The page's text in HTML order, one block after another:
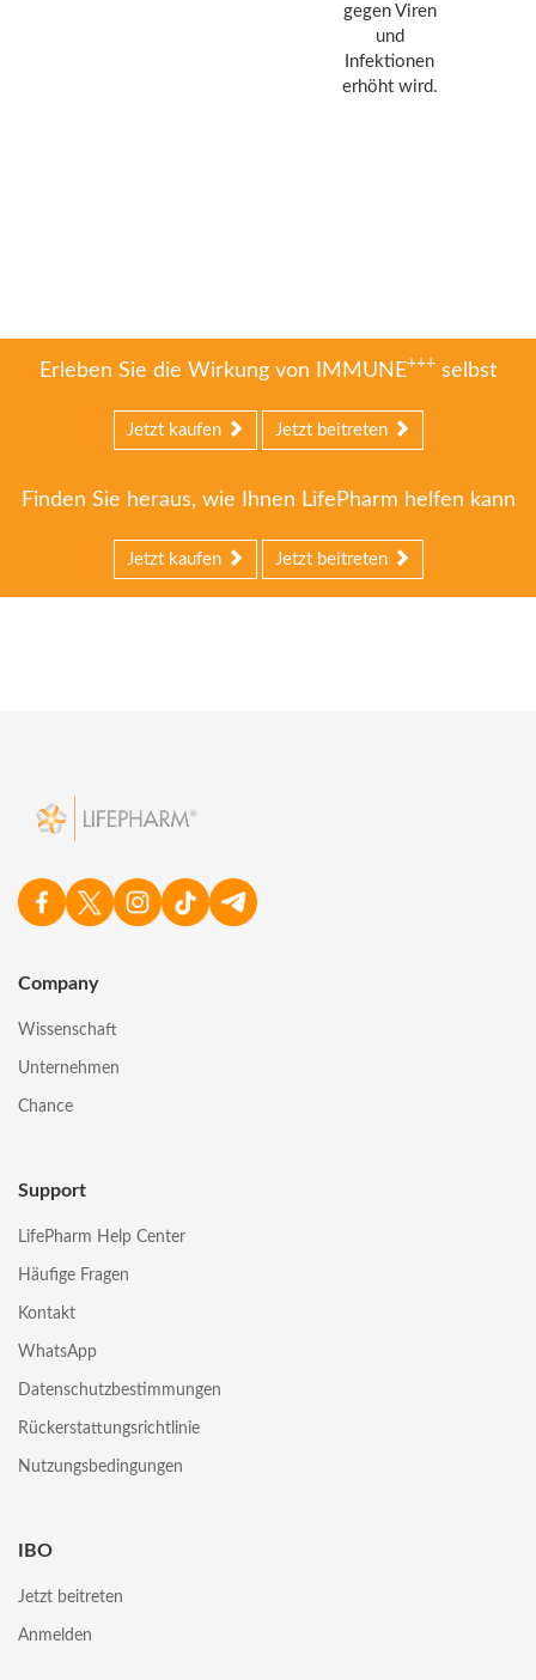
gegen Viren
und
Infektionen
erhöht wird.
Erleben Sie die Wirkung von IMMUNE+++ selbst
Jetzt kaufen Jetzt beitreten
Finden Sie heraus, wie Ihnen LifePharm helfen kann
Jetzt kaufen Jetzt beitreten
Company
Wissenschaft
Unternehmen
Chance
Support
LifePharm Help Center
Häufige Fragen
Kontakt
WhatsApp
Datenschutzbestimmungen
Rückerstattungsrichtlinie
Nutzungsbedingungen
IBO
Jetzt beitreten
Anmelden